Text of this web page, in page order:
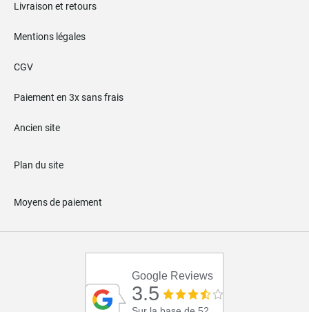
Livraison et retours
Mentions légales
CGV
Paiement en 3x sans frais
Ancien site
Plan du site
Moyens de paiement
Google Reviews
3.5